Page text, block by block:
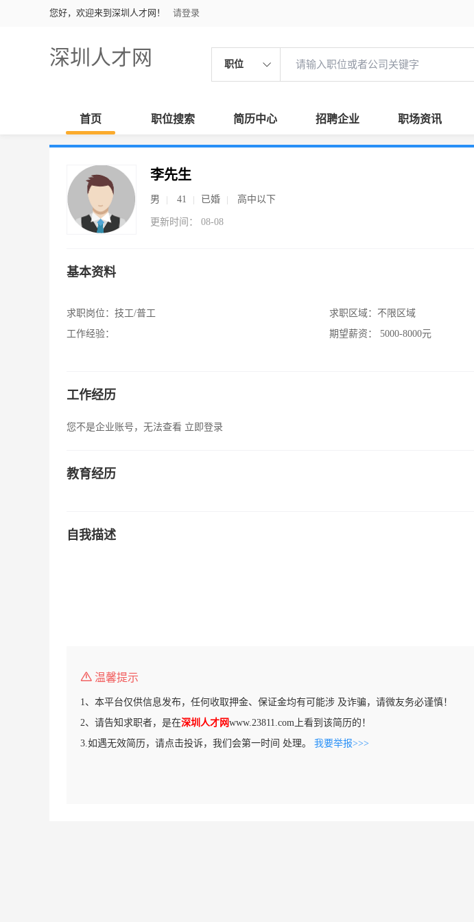
您好，欢迎来到深圳人才网！ 请登录
深圳人才网 职位
首页 职位搜索 简历中心 招聘企业 职场资讯
李先生
男 41 已婚 高中以下
更新时间： 08-08
基本资料
求职岗位： 技工/普工
工作经验：
求职区域： 不限区域
期望薪资：
5000-8000元
工作经历
您不是企业账号，无法查看 立即登录
教育经历
自我描述
温馨提示
1、本平台仅供信息发布，任何收取押金、保证金均有可能涉 及诈骗，请微友务必谨慎！
2、请告知求职者，是在深圳人才网www.23811.com上看到该简历的！
3.如遇无效简历，请点击投诉，我们会第一时间 处理。 我要举报>>>